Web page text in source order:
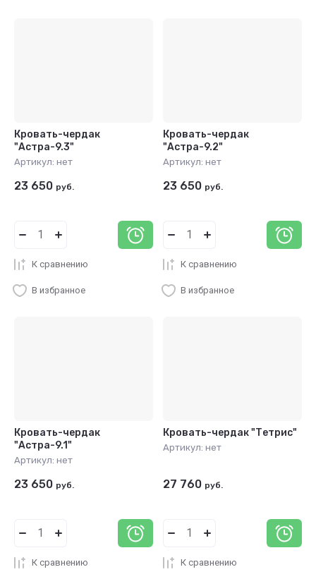
Кровать-чердак
"Астра-9.3"
Артикул: нет
23 650 руб.
К сравнению
В избранное
Кровать-чердак
"Астра-9.2"
Артикул: нет
23 650 руб.
К сравнению
В избранное
Кровать-чердак
"Астра-9.1"
Артикул: нет
23 650 руб.
К сравнению
Кровать-чердак "Тетрис"
Артикул: нет
27 760 руб.
К сравнению